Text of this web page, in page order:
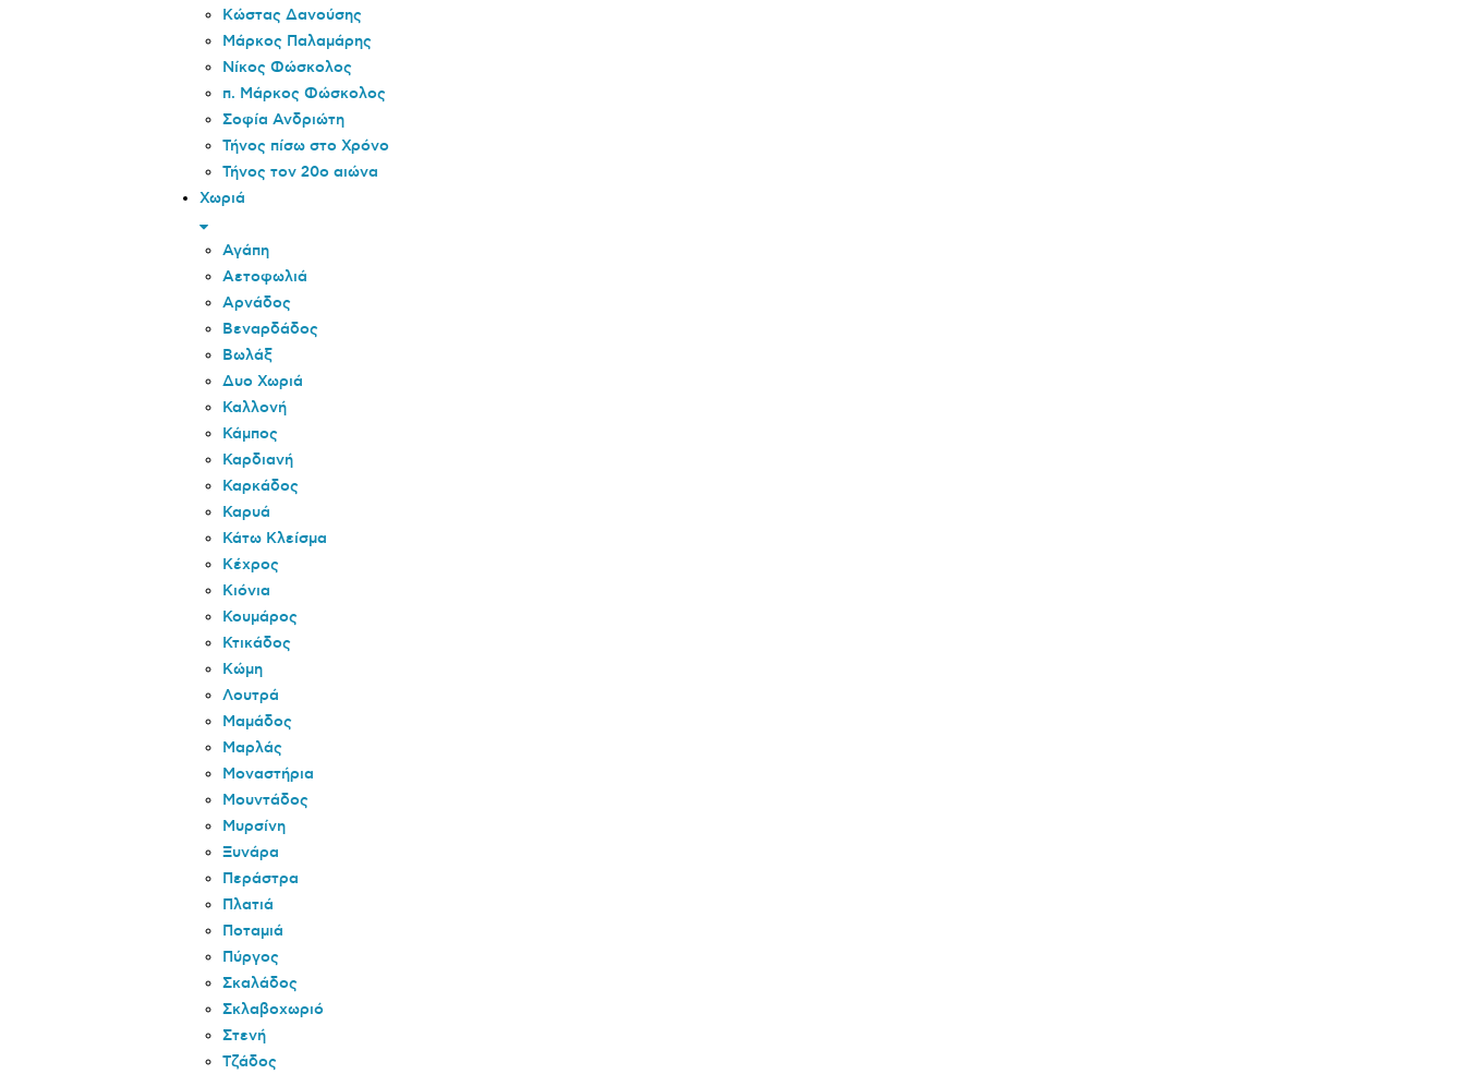
Κώστας Δανούσης
Μάρκος Παλαμάρης
Νίκος Φώσκολος
π. Μάρκος Φώσκολος
Σοφία Ανδριώτη
Τήνος πίσω στο Χρόνο
Τήνος τον 20o αιώνα
Χωριά
Αγάπη
Αετοφωλιά
Αρνάδος
Βεναρδάδος
Βωλάξ
Δυο Χωριά
Καλλονή
Κάμπος
Καρδιανή
Καρκάδος
Καρυά
Κάτω Κλείσμα
Κέχρος
Κιόνια
Κουμάρος
Κτικάδος
Κώμη
Λουτρά
Μαμάδος
Μαρλάς
Μοναστήρια
Μουντάδος
Μυρσίνη
Ξυνάρα
Περάστρα
Πλατιά
Ποταμιά
Πύργος
Σκαλάδος
Σκλαβοχωριό
Στενή
Τζάδος